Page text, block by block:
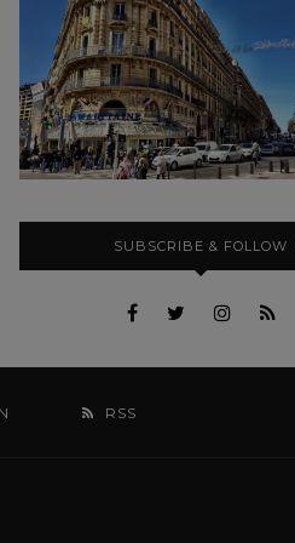
SUBSCRIBE & FOLLOW
RSS